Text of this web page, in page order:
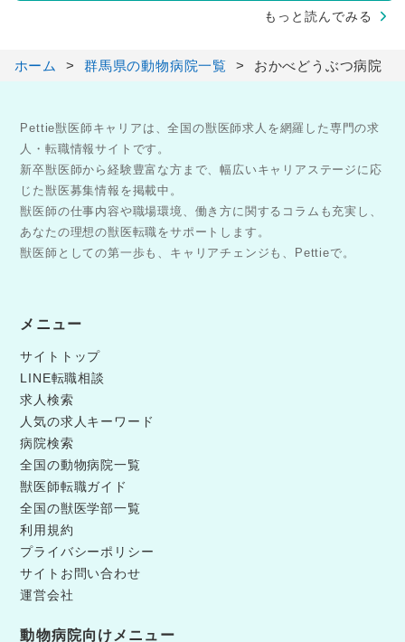
もっと読んでみる
ホーム 群馬県の動物病院一覧 おかべどうぶつ病院
Pettie獣医師キャリアは、全国の獣医師求人を網羅した専門の求
人・転職情報サイトです。
新卒獣医師から経験豊富な方まで、幅広いキャリアステージに応
じた獣医募集情報を掲載中。
獣医師の仕事内容や職場環境、働き方に関するコラムも充実し、
あなたの理想の獣医転職をサポートします。
獣医師としての第一歩も、キャリアチェンジも、Pettieで。
メニュー
サイトトップ
LINE転職相談
求人検索
人気の求人キーワード
病院検索
全国の動物病院一覧
獣医師転職ガイド
全国の獣医学部一覧
利用規約
プライバシーポリシー
サイトお問い合わせ
運営会社
動物病院向けメニュー